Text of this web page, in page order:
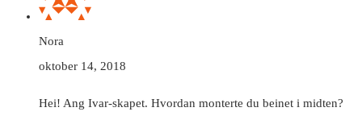
Nora
oktober 14, 2018
Hei! Ang Ivar-skapet. Hvordan monterte du beinet i midten?